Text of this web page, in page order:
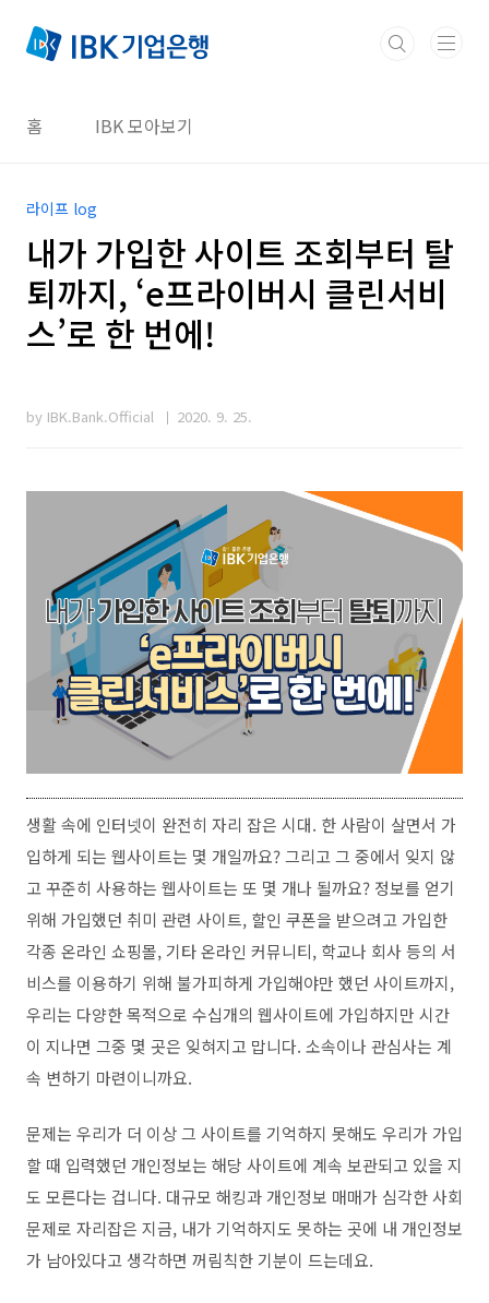
홈 IBK 모아보기
라이프 log
내가 가입한 사이트 조회부터 탈
퇴까지, ‘e프라이버시 클린서비
스’로 한 번에!
by IBK.Bank.Official 2020. 9. 25.
생활 속에 인터넷이 완전히 자리 잡은 시대. 한 사람이 살면서 가
입하게 되는 웹사이트는 몇 개일까요? 그리고 그 중에서 잊지 않
고 꾸준히 사용하는 웹사이트는 또 몇 개나 될까요? 정보를 얻기
위해 가입했던 취미 관련 사이트, 할인 쿠폰을 받으려고 가입한
각종 온라인 쇼핑몰, 기타 온라인 커뮤니티, 학교나 회사 등의 서
비스를 이용하기 위해 불가피하게 가입해야만 했던 사이트까지,
우리는 다양한 목적으로 수십개의 웹사이트에 가입하지만 시간
이 지나면 그중 몇 곳은 잊혀지고 맙니다. 소속이나 관심사는 계
속 변하기 마련이니까요.
문제는 우리가 더 이상 그 사이트를 기억하지 못해도 우리가 가입
할 때 입력했던 개인정보는 해당 사이트에 계속 보관되고 있을 지
도 모른다는 겁니다. 대규모 해킹과 개인정보 매매가 심각한 사회
문제로 자리잡은 지금, 내가 기억하지도 못하는 곳에 내 개인정보
가 남아있다고 생각하면 꺼림칙한 기분이 드는데요.